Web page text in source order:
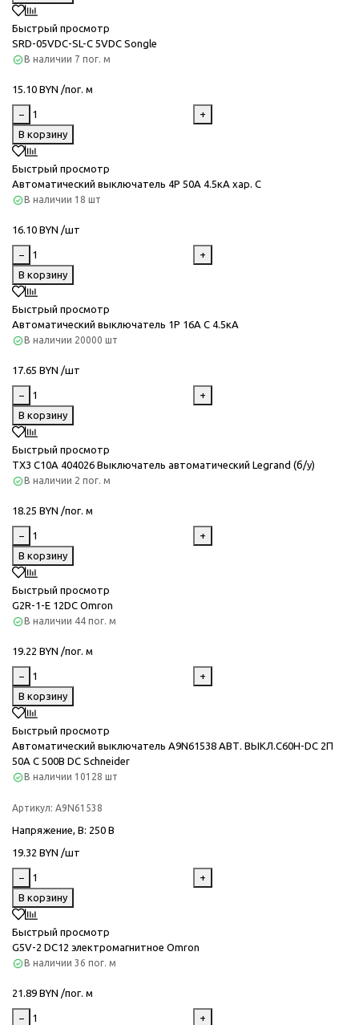
Быстрый просмотр
SRD-05VDC-SL-C 5VDC Songle
В наличии 7 пог. м
15.10 BYN /пог. м
−
+
В корзину
Быстрый просмотр
Автоматический выключатель 4P 50А 4.5кА хар. C
В наличии 18 шт
16.10 BYN /шт
−
+
В корзину
Быстрый просмотр
Автоматический выключатель 1P 16А C 4.5кА
В наличии 20000 шт
17.65 BYN /шт
−
+
В корзину
Быстрый просмотр
TX3 C10A 404026 Выключатель автоматический Legrand (б/у)
В наличии 2 пог. м
18.25 BYN /пог. м
−
+
В корзину
Быстрый просмотр
G2R-1-E 12DC Omron
В наличии 44 пог. м
19.22 BYN /пог. м
−
+
В корзину
Быстрый просмотр
Автоматический выключатель A9N61538 АВТ. ВЫКЛ.C60H-DC 2П
50А C 500В DC Schneider
В наличии 10128 шт
Артикул: A9N61538
Напряжение, В: 250 В
19.32 BYN /шт
−
+
В корзину
Быстрый просмотр
G5V-2 DC12 электромагнитное Omron
В наличии 36 пог. м
21.89 BYN /пог. м
−
+